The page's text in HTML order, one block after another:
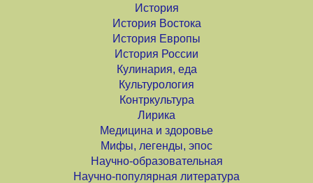
История
История Востока
История Европы
История России
Кулинария, еда
Культурология
Контркультура
Лирика
Медицина и здоровье
Мифы, легенды, эпос
Научно-образовательная
Научно-популярная литература